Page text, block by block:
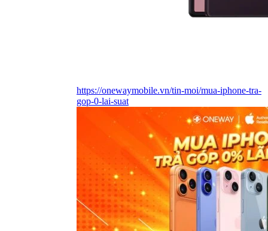
https://onewaymobile.vn/tin-moi/mua-iphone-tra-
gop-0-lai-suat